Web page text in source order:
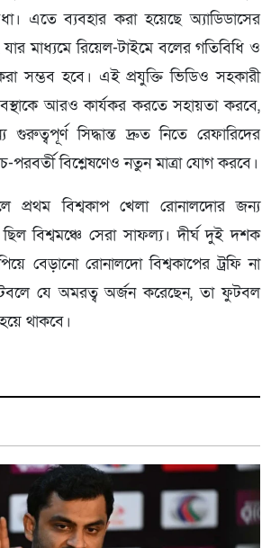
এতে ব্যবহার করা হয়েছে অ্যাডিডাসের
যার মাধ্যমে রিয়েল-টাইমে বলের গতিবিধি ও
সম্ভব হবে। এই প্রযুক্তি ভিডিও সহকারী
আরও কার্যকর করতে সহায়তা করবে,
সিদ্ধান্ত দ্রুত নিতে রেফারিদের
বিশ্লেষণেও নতুন মাত্রা যোগ করবে।
প্রথম বিশ্বকাপ খেলা রোনালদোর জন্য
বিশ্বমঞ্চে সেরা সাফল্য। দীর্ঘ দুই দশক
বেড়ানো রোনালদো বিশ্বকাপের ট্রফি না
যে অমরত্ব অর্জন করেছেন, তা ফুটবল
থাকবে।